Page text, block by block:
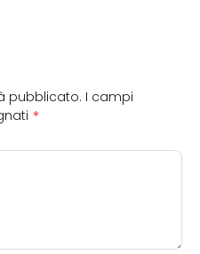
pubblicato. I campi
*